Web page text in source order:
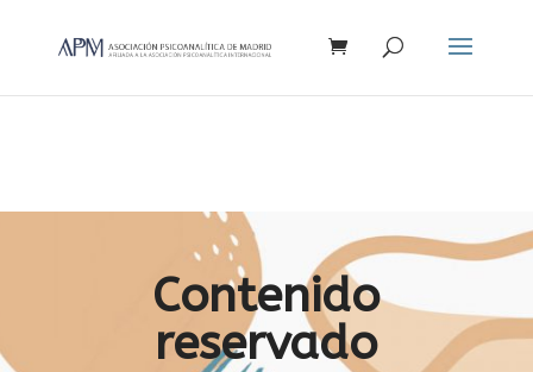
productos
Contenido
reservado